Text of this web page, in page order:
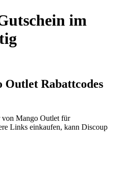
im
Rabattcodes
Mango Outlet für
Links einkaufen, kann Discoup